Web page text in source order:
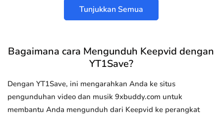
Tunjukkan Semua
Bagaimana cara Mengunduh Keepvid dengan
YT1Save?
Dengan YT1Save, ini mengarahkan Anda ke situs
pengunduhan video dan musik 9xbuddy.com untuk
membantu Anda mengunduh dari Keepvid ke perangkat